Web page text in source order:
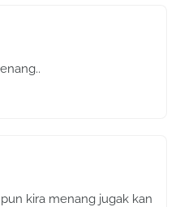
kira menang jugak kan